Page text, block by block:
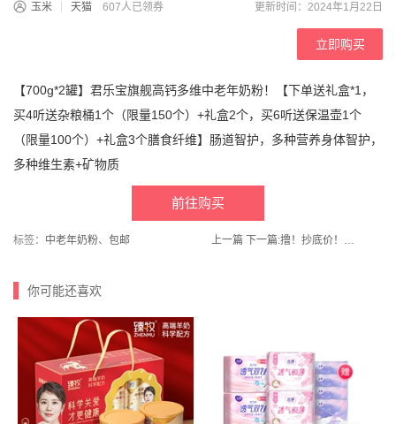
玉米 天猫 607人已领券 更新时间：2024年1月22日
立即购买
【700g*2罐】君乐宝旗舰高钙多维中老年奶粉！【下单送礼盒*1，
买4听送杂粮桶1个（限量150个）+礼盒2个，买6听送保温壶1个
（限量100个）+礼盒3个膳食纤维】肠道智护，多种营养身体智护，
多种维生素+矿物质
前往购买
标签： 中老年奶粉、 包邮 上一篇 下一篇: 撸！抄底价！！【小西牛旗舰店】青海高原纯奶2箱共24瓶！
你可能还喜欢